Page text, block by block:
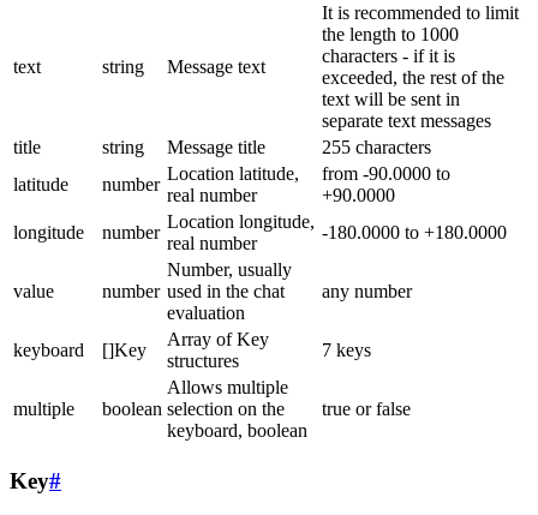
text string Message text
It is recommended to limit
the length to 1000
characters - if it is
exceeded, the rest of the
text will be sent in
separate text messages
title
string Message title
255 characters
latitude
number
Location latitude,
real number
from -90.0000 to
+90.0000
longitude
number
Location longitude,
real number
-180.0000 to +180.0000
value number
Number, usually
used in the chat
evaluation
any number
keyboard []Key
Array of Key
structures
7 keys
multiple boolean
Allows multiple
selection on the
keyboard, boolean
true or false
Key#